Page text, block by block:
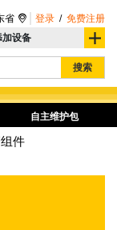
加设备
搜索
省 登录 / 免费注册
自主维护包
组件